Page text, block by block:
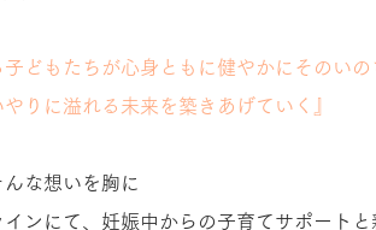
どもたちが心身ともに健やかにそのいの
りに溢れる未来を築きあげていく』
んな想いを胸に
ンにて、妊娠中からの子育てサポートと